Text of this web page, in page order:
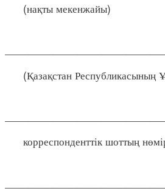
(нақты мекенжайы)
(Қазақстан Республикасының
корреспонденттік шоттың